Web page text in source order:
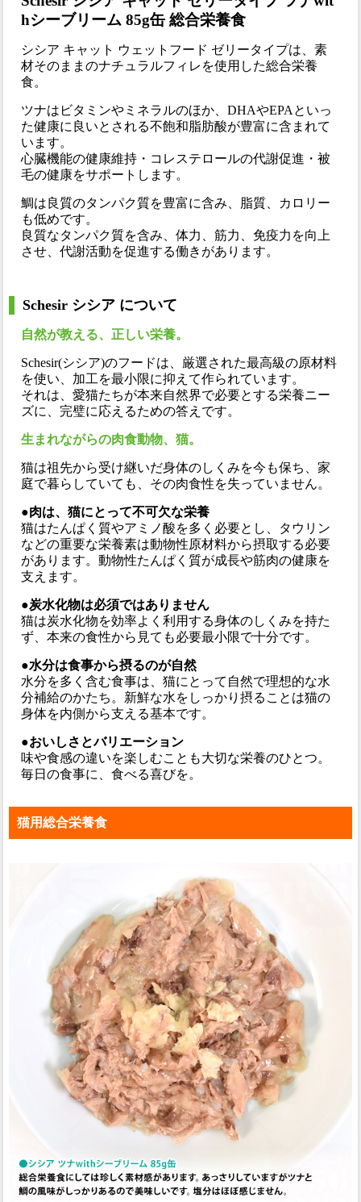
hシーブリーム 85g缶 総合栄養食
シシア キャット ウェットフード ゼリータイプは、素
材そのままのナチュラルフィレを使用した総合栄養
食。
ツナはビタミンやミネラルのほか、DHAやEPAといっ
た健康に良いとされる不飽和脂肪酸が豊富に含まれて
います。
心臓機能の健康維持・コレステロールの代謝促進・被
毛の健康をサポートします。
鯛は良質のタンパク質を豊富に含み、脂質、カロリー
も低めです。
良質なタンパク質を含み、体力、筋力、免疫力を向上
させ、代謝活動を促進する働きがあります。
Schesir シシア について
自然が教える、正しい栄養。
Schesir(シシア)のフードは、厳選された最高級の原材料
を使い、加工を最小限に抑えて作られています。
それは、愛猫たちが本来自然界で必要とする栄養ニー
ズに、完璧に応えるための答えです。
生まれながらの肉食動物、猫。
猫は祖先から受け継いだ身体のしくみを今も保ち、家
庭で暮らしていても、その肉食性を失っていません。
●肉は、猫にとって不可欠な栄養
猫はたんぱく質やアミノ酸を多く必要とし、タウリン
などの重要な栄養素は動物性原材料から摂取する必要
があります。動物性たんぱく質が成長や筋肉の健康を
支えます。
●炭水化物は必須ではありません
猫は炭水化物を効率よく利用する身体のしくみを持た
ず、本来の食性から見ても必要最小限で十分です。
●水分は食事から摂るのが自然
水分を多く含む食事は、猫にとって自然で理想的な水
分補給のかたち。新鮮な水をしっかり摂ることは猫の
身体を内側から支える基本です。
●おいしさとバリエーション
味や食感の違いを楽しむことも大切な栄養のひとつ。
毎日の食事に、食べる喜びを。
猫用総合栄養食